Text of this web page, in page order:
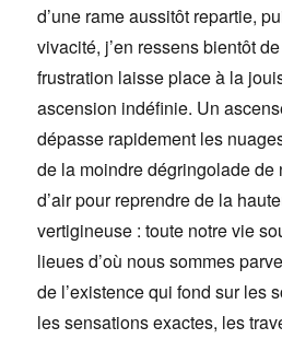
d’une rame aussitôt repartie,
vivacité, j’en ressens bientôt
frustration laisse place à la
ascension indéfinie. Un
dépasse rapidement les
de la moindre dégringolade de
d’air pour reprendre de la
vertigineuse : toute notre vie
lieues d’où nous sommes
de l’existence qui fond sur les
les sensations exactes, les